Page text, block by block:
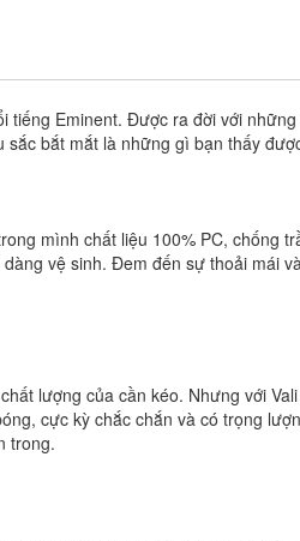
tiếng Eminent. Được ra đời với
bắt mắt là những gì bạn thấy
mình chất liệu 100% PC, chống
vệ sinh. Đem đến sự thoải mái
lượng của cần kéo. Nhưng với
cực kỳ chắc chắn và có trọng
trong.